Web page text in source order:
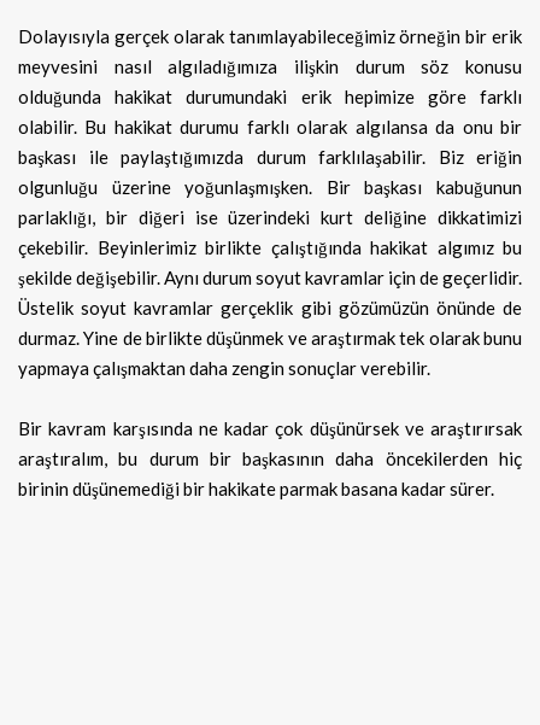
Dolayısıyla gerçek olarak tanımlayabileceğimiz örneğin bir erik
meyvesini nasıl algıladığımıza ilişkin durum söz konusu
olduğunda hakikat durumundaki erik hepimize göre farklı
olabilir. Bu hakikat durumu farklı olarak algılansa da onu bir
başkası ile paylaştığımızda durum farklılaşabilir. Biz eriğin
olgunluğu üzerine yoğunlaşmışken. Bir başkası kabuğunun
parlaklığı, bir diğeri ise üzerindeki kurt deliğine dikkatimizi
çekebilir. Beyinlerimiz birlikte çalıştığında hakikat algımız bu
şekilde değişebilir. Aynı durum soyut kavramlar için de geçerlidir.
Üstelik soyut kavramlar gerçeklik gibi gözümüzün önünde de
durmaz. Yine de birlikte düşünmek ve araştırmak tek olarak bunu
yapmaya çalışmaktan daha zengin sonuçlar verebilir.
Bir kavram karşısında ne kadar çok düşünürsek ve araştırırsak
araştıralım, bu durum bir başkasının daha öncekilerden hiç
birinin düşünemediği bir hakikate parmak basana kadar sürer.